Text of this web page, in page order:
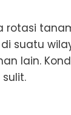
suatu
lain.